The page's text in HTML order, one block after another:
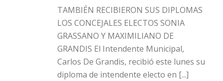
TAMBIÉN RECIBIERON SUS DIPLOMAS
LOS CONCEJALES ELECTOS SONIA
GRASSANO Y MAXIMILIANO DE
GRANDIS El Intendente Municipal,
Carlos De Grandis, recibió este lunes su
diploma de intendente electo en [...]